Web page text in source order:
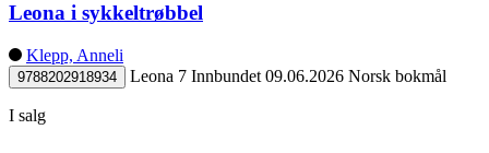
Leona i sykkeltrøbbel
Klepp, Anneli
9788202918934 Leona 7 Innbundet 09.06.2026 Norsk bokmål
I salg